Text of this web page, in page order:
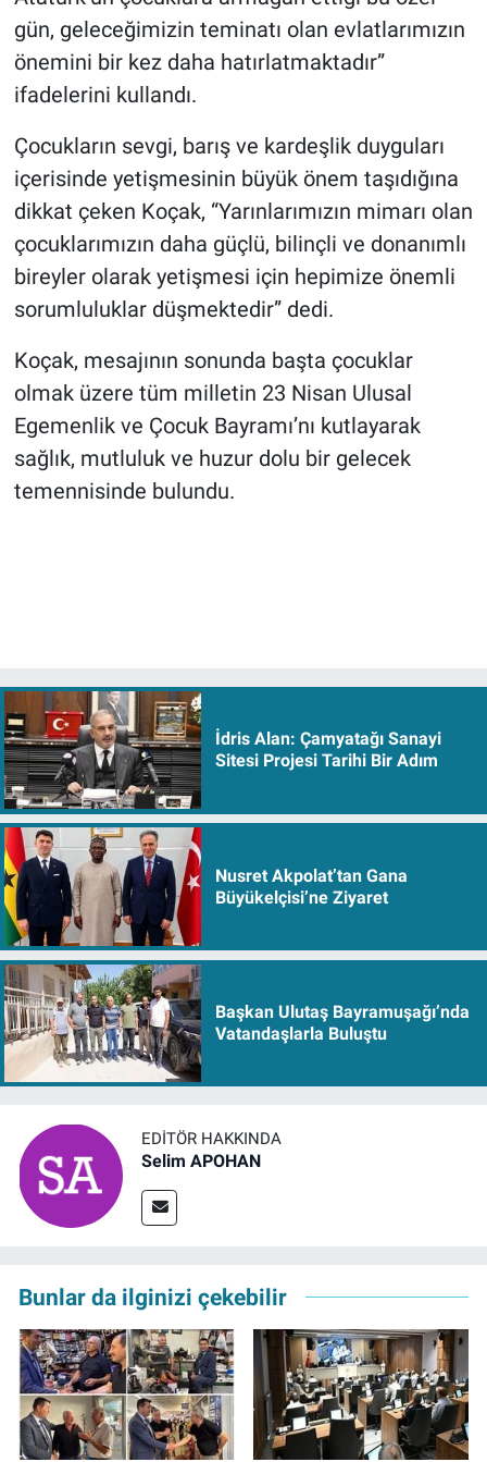
gün, geleceğimizin teminatı olan evlatlarımızın
önemini bir kez daha hatırlatmaktadır”
ifadelerini kullandı.
Çocukların sevgi, barış ve kardeşlik duyguları
içerisinde yetişmesinin büyük önem taşıdığına
dikkat çeken Koçak, “Yarınlarımızın mimarı olan
çocuklarımızın daha güçlü, bilinçli ve donanımlı
bireyler olarak yetişmesi için hepimize önemli
sorumluluklar düşmektedir” dedi.
Koçak, mesajının sonunda başta çocuklar
olmak üzere tüm milletin 23 Nisan Ulusal
Egemenlik ve Çocuk Bayramı’nı kutlayarak
sağlık, mutluluk ve huzur dolu bir gelecek
temennisinde bulundu.
İdris Alan: Çamyatağı Sanayi
Sitesi Projesi Tarihi Bir Adım
Nusret Akpolat’tan Gana
Büyükelçisi’ne Ziyaret
Başkan Ulutaş Bayramuşağı’nda
Vatandaşlarla Buluştu
EDITÖR HAKKINDA
Selim APOHAN
Bunlar da ilginizi çekebilir